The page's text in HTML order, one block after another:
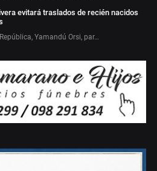
evitará traslados de recién nacidos
Yamandú Orsi, par…